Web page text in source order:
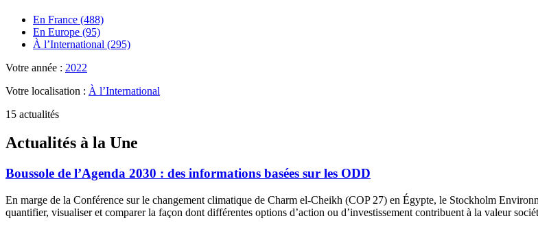
En France (488)
En Europe (95)
À l’International (295)
Votre année : 2022
Votre localisation : À l’International
15 actualités
Actualités à la Une
Boussole de l’Agenda 2030 : des informations basées sur les ODD
En marge de la Conférence sur le changement climatique de Charm el-Cheikh (COP 27) en Égypte, le Stockholm
quantifier, visualiser et comparer la façon dont différentes options d’action ou d’investissement contribuent à la valeur